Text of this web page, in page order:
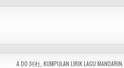
POSTED
A DO 阿杜 KUMPULAN LIRIK LAGU MANDARIN